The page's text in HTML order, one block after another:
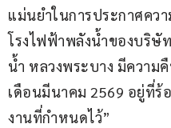
แม่นยำในการประกาศคว
โรงไฟฟ้าพลังน้ำของบริษั
น้ำ หลวงพระบาง มีความ
เดือนมีนาคม 2569 อยู่ที่ร้
งานที่กำหนดไว้”